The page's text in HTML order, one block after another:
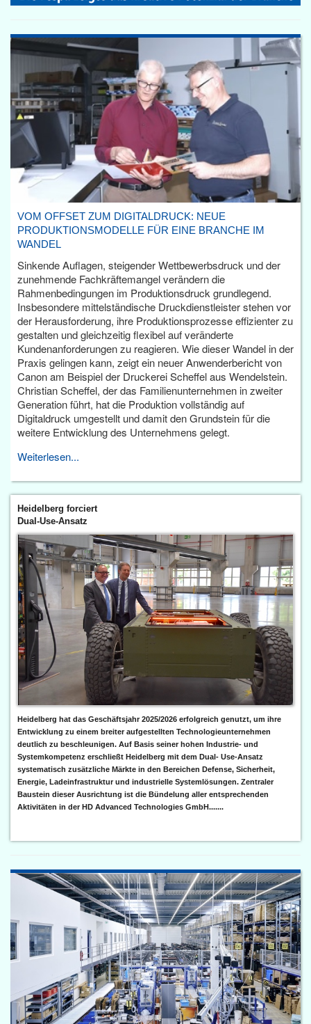
VOM OFFSET ZUM DIGITALDRUCK: NEUE
PRODUKTIONSMODELLE FÜR EINE BRANCHE IM
WANDEL
Sinkende Auflagen, steigender Wettbewerbsdruck und der
zunehmende Fachkräftemangel verändern die
Rahmenbedingungen im Produktionsdruck grundlegend.
Insbesondere mittelständische Druckdienstleister stehen vor
der Herausforderung, ihre Produktionsprozesse effizienter zu
gestalten und gleichzeitig flexibel auf veränderte
Kundenanforderungen zu reagieren. Wie dieser Wandel in der
Praxis gelingen kann, zeigt ein neuer Anwenderbericht von
Canon am Beispiel der Druckerei Scheffel aus Wendelstein.
Christian Scheffel, der das Familienunternehmen in zweiter
Generation führt, hat die Produktion vollständig auf
Digitaldruck umgestellt und damit den Grundstein für die
weitere Entwicklung des Unternehmens gelegt.
Weiterlesen...
Heidelberg forciert
Dual-Use-Ansatz
Heidelberg hat das Geschäftsjahr 2025/2026 erfolgreich genutzt, um ihre
Entwicklung zu einem breiter aufgestellten Technologieunternehmen
deutlich zu beschleunigen. Auf Basis seiner hohen Industrie- und
Systemkompetenz erschließt Heidelberg mit dem Dual- Use-Ansatz
systematisch zusätzliche Märkte in den Bereichen Defense, Sicherheit,
Energie, Ladeinfrastruktur und industrielle Systemlösungen. Zentraler
Baustein dieser Ausrichtung ist die Bündelung aller entsprechenden
Aktivitäten in der HD Advanced Technologies GmbH.......